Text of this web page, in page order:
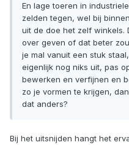
En lage toeren in
zelden tegen, wel bij
uit de doe het zelf winkels.
over geven of dat beter
je mal vanuit een stuk
eigenlijk nog niks uit, pas
bewerken en verfijnen en
zo je vormen te krijgen,
dat anders?
Bij het uitsnijden hangt het